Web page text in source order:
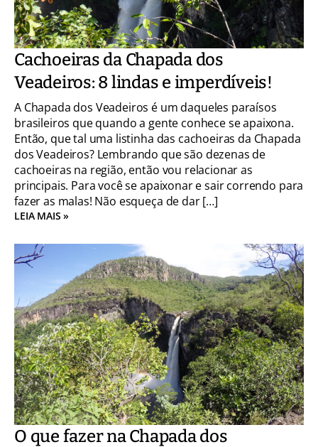
Cachoeiras da Chapada dos
Veadeiros: 8 lindas e imperdíveis!
A Chapada dos Veadeiros é um daqueles paraísos
brasileiros que quando a gente conhece se apaixona.
Então, que tal uma listinha das cachoeiras da Chapada
dos Veadeiros? Lembrando que são dezenas de
cachoeiras na região, então vou relacionar as
principais. Para você se apaixonar e sair correndo para
fazer as malas! Não esqueça de dar […]
LEIA MAIS »
O que fazer na Chapada dos